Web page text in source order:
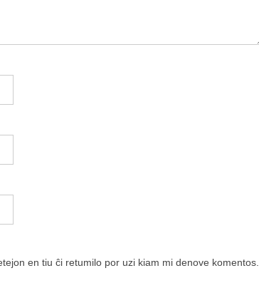
en tiu ĉi retumilo por uzi kiam mi denove komentos.